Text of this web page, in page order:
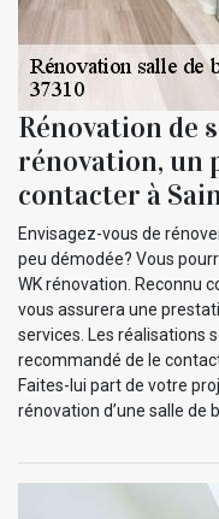
Rénovation de
rénovation, un
contacter à
Envisagez-vous de
peu démodée? Vous
WK rénovation. Reconnu
vous assurera une
services. Les réalisations
recommandé de le
Faites-lui part de votre
rénovation d’une salle de